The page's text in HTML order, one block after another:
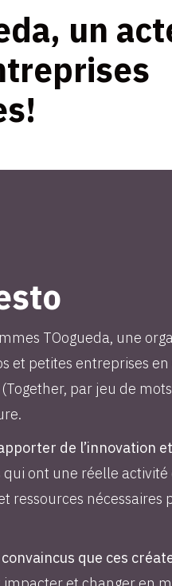
un
TOogueda, une
et petites entreprises
par jeu de
de l’innovation
ont une réelle activité
ressources
convaincus que ces